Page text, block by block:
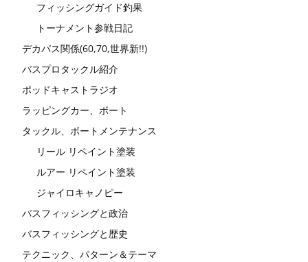
フィッシングガイド釣果
トーナメント参戦日記
デカバス関係(60,70,世界新!!)
バスプロタックル紹介
ポッドキャストラジオ
ラッピングカー、ボート
タックル、ボートメンテナンス
リール リペイント塗装
ルアー リペイント塗装
ジャイロキャノピー
バスフィッシングと政治
バスフィッシングと歴史
テクニック、パターン＆テーマ